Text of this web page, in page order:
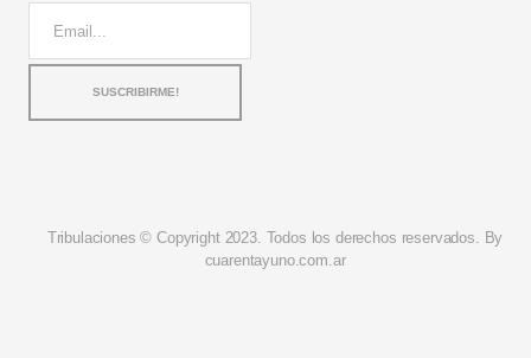
Tribulaciones © Copyright 2023. Todos los derechos reservados. By
cuarentayuno.com.ar